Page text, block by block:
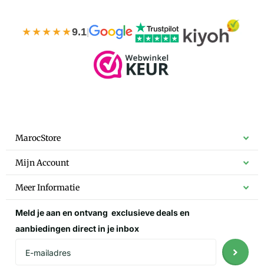
★★★★★9.1 |
MarocStore
Mijn Account
Meer Informatie
Meld je aan en ontvang exclusieve dealsen
aanbiedingen direct in je inbox